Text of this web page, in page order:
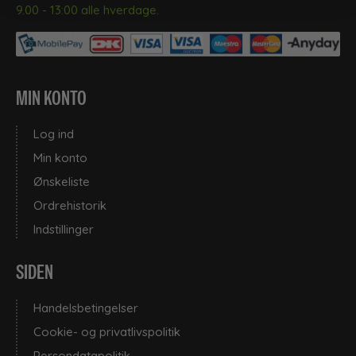
9.00 - 13:00 alle hverdage.
MIN KONTO
Log ind
Min konto
Ønskeliste
Ordrehistorik
Indstillinger
SIDEN
Handelsbetingelser
Cookie- og privatlivspolitik